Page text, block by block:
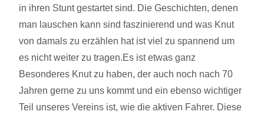
in ihren Stunt gestartet sind. Die Geschichten, denen
man lauschen kann sind faszinierend und was Knut
von damals zu erzählen hat ist viel zu spannend um
es nicht weiter zu tragen.Es ist etwas ganz
Besonderes Knut zu haben, der auch noch nach 70
Jahren gerne zu uns kommt und ein ebenso wichtiger
Teil unseres Vereins ist, wie die aktiven Fahrer. Diese